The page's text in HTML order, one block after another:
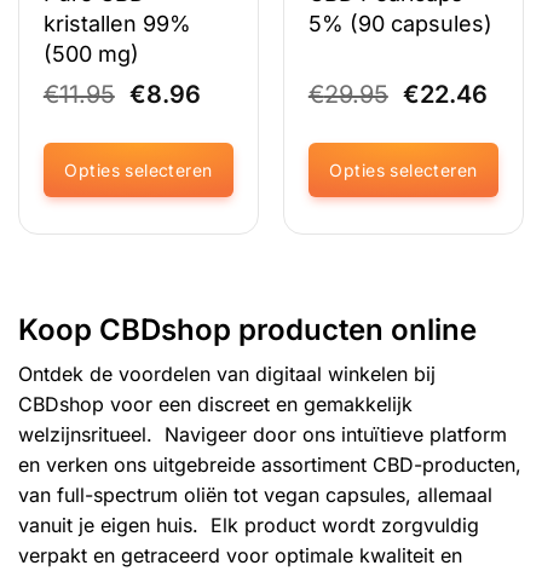
kristallen 99%
(500 mg)
€11.95 Oorspronkelijke
was:
€11.95.
€8.96Huidige
is:
€8.96.
Opties selecteren
Dit
product
Deze
kan
gekozen
worden
op
de
productpagina
5% (90 capsules)
€29.95
was:
€29.95.
€22.46
is:
Opties selecteren
Dit
product
Deze
kan
gekozen
worden
op
de
productpagina
Koop CBDshop producten online
Ontdek de voordelen van digitaal winkelen bij
CBDshop voor een discreet en gemakkelijk
welzijnsritueel. Navigeer door ons intuïtieve platform
en verken ons uitgebreide assortiment CBD-producten,
van full-spectrum oliën tot vegan capsules, allemaal
vanuit je eigen huis. Elk product wordt zorgvuldig
verpakt en getraceerd voor optimale kwaliteit en